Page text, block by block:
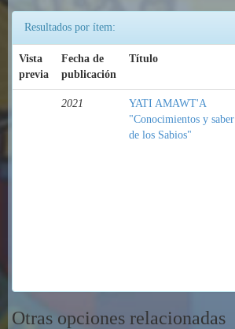
Resultados por ítem:
Vista
previa
Fecha de
publicación
Título
2021
YATI AMAWT'A
"Conocimientos y saber
de los Sabios"
Otras opciones relacionadas